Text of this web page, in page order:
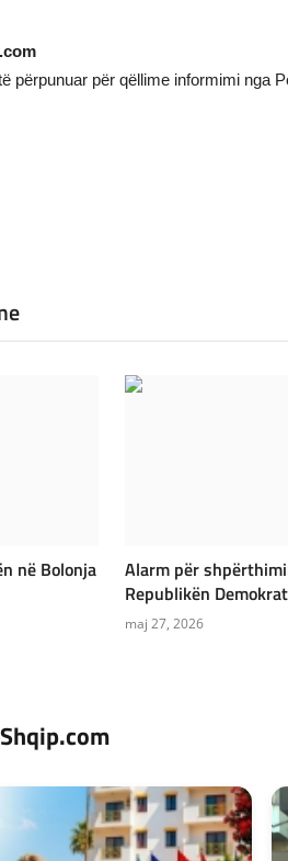
përpunuar për qëllime informimi nga
në Bolonja
Alarm për
Republikën
maj 27, 2026